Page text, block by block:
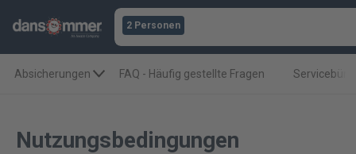
2 Personen
Absicherungen FAQ - Häufig gestellte Fragen
Nutzungsbedingungen